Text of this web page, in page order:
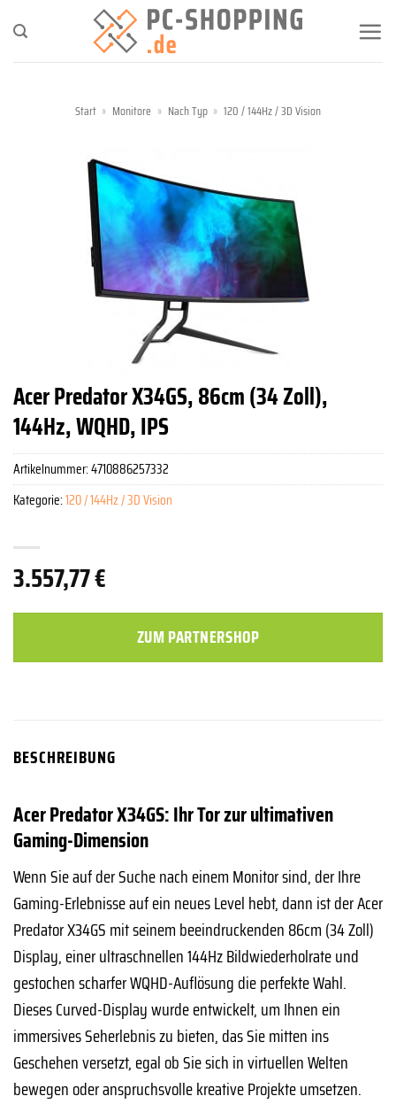
Inhalt
springen
Start » Monitore » Nach Typ » 120 / 144Hz / 3D Vision
Acer Predator X34GS, 86cm (34 Zoll),
144Hz, WQHD, IPS
3.557,77€
ZUM PARTNERSHOP
Artikelnummer:4710886257332
Kategorie:120 / 144Hz / 3D Vision
BESCHREIBUNG
Acer Predator X34GS: Ihr Tor zur ultimativen
Gaming-Dimension
Wenn Sie auf der Suche nach einem Monitor sind, der Ihre
Gaming-Erlebnisse auf ein neues Level hebt, dann ist der Acer
Predator X34GS mit seinem beeindruckenden 86cm (34 Zoll)
Display, einer ultraschnellen 144Hz Bildwiederholrate und
gestochen scharfer WQHD-Auflösung die perfekte Wahl.
Dieses Curved-Display wurde entwickelt, um Ihnen ein
immersives Seherlebnis zu bieten, das Sie mitten ins
Geschehen versetzt, egal ob Sie sich in virtuellen Welten
bewegen oder anspruchsvolle kreative Projekte umsetzen.